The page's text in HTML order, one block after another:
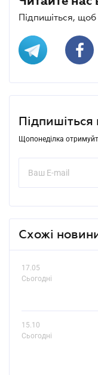
Підпишіться, щоб
Щопонеділка
Схожі
17.05
Сьогодні
15.10
Сьогодні